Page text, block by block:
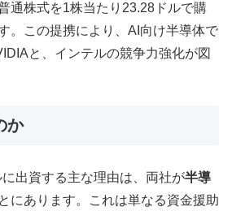
通株式を1株当たり23.28ドルで購
。この提携により、AI向け半導体で
と、インテルの競争力強化が図
か
出資する主な理由は、両社が半導
にあります。これは単なる資金援助